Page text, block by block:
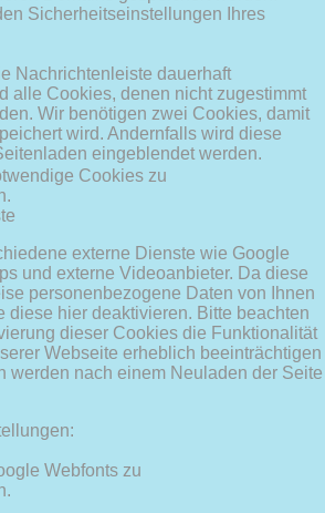
Sicherheitseinstellungen Ihres
Nachrichtenleiste dauerhaft
alle Cookies, denen nicht zugestimmt
Wir benötigen zwei Cookies, damit
wird. Andernfalls wird diese
eingeblendet werden.
Cookies zu
externe Dienste wie Google
und externe Videoanbieter. Da diese
personenbezogene Daten von Ihnen
diese hier deaktivieren. Bitte beachten
dieser Cookies die Funktionalität
Webseite erheblich beeinträchtigen
werden nach einem Neuladen der Seite
Webfonts zu